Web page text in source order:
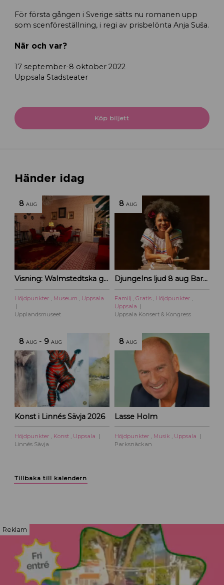
För första gången i Sverige sätts nu romanen upp
som scenföreställning, i regi av prisbelönta Anja Suša.
När och var?
17 september-8 oktober 2022
Uppsala Stadsteater
Köp biljett
Händer idag
8 AUG
Visning: Walmstedtska gården
Höjdpunkter , Museum , Uppsala
Upplandsmuseet
8 AUG
Djungelns ljud 8 aug Barnföreställning
Familj , Gratis , Höjdpunkter ,
Uppsala
Uppsala Konsert & Kongress
8 AUG - 9 AUG
Konst i Linnés Sävja 2026
Höjdpunkter Konst
Uppsala
Linnés Sävja
8 AUG
Lasse Holm
Höjdpunkter Musik
Uppsala
Parksnäckan
Tillbaka till kalendern
Reklam